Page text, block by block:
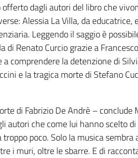
dagli autori del libro che
Alessia La Villa, da educatrice,
Leggendo il saggio è
di Renato Curcio grazie a
a comprendere la detenzione di
e la tragica morte di Stefano
di Fabrizio De Andrè –
autori che come lui hanno scelto di
poco. Solo la musica
i muri, oltre le sbarre. E di